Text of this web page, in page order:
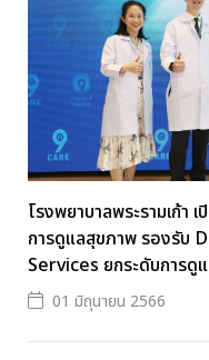
โรงพยาบาลพระรามเก้า
การดูแลสุขภาพ รองรั
Services ยกระดับการดู
01 มิถุนายน 2566